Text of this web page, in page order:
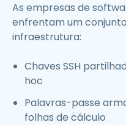
As empresas de
enfrentam um
infraestrutura:
Chaves SSH
hoc
Palavras-passe
folhas de cálculo